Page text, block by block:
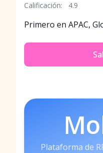
Calificación:
4.9
Primero en APAC,
Plataforma de